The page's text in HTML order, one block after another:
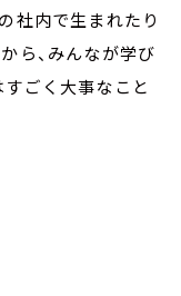
社内で生まれたり
ら、みんなが学び
ごく大事なこと